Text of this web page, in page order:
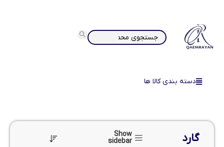
دسته بندی کالا ها
گارد
Show
sidebar